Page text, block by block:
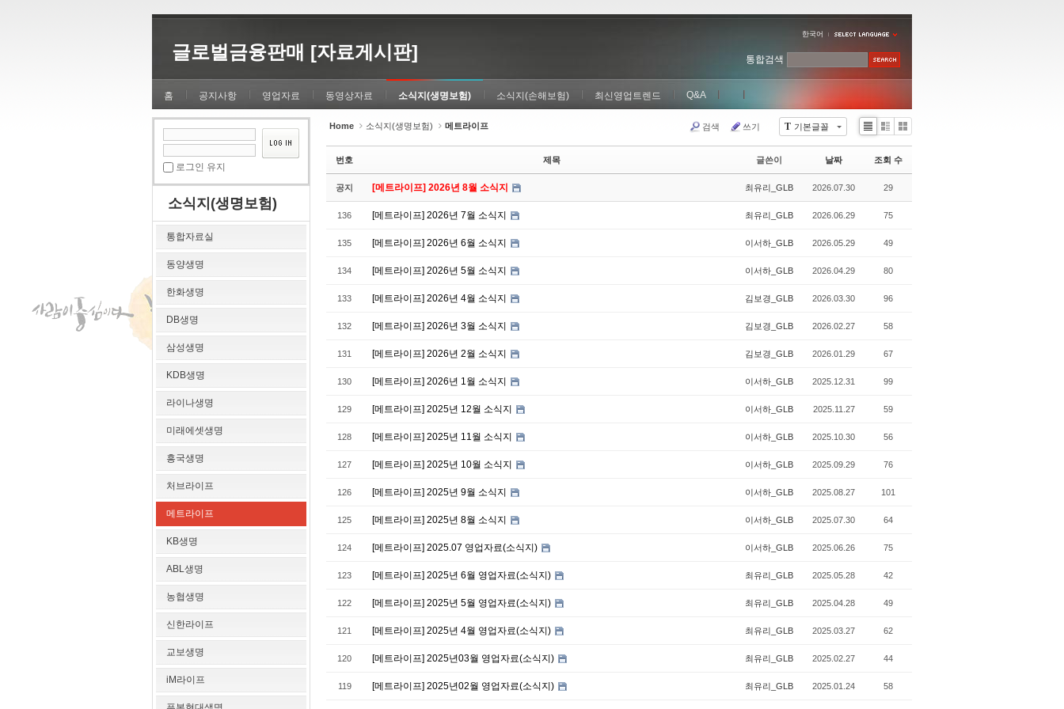
글로벌금융판매 [자료게시판]
한국어
홈 공지사항 영업자료 동영상자료 소식지(생명보험) 소식지(손해보험) 최신영업트렌드 Q&A
통합검색
로그인 유지
소식지(생명보험)
통합자료실
동양생명
한화생명
DB생명
삼성생명
KDB생명
라이나생명
미래에셋생명
흥국생명
처브라이프
메트라이프
KB생명
ABL생명
농협생명
신한라이프
교보생명
iM라이프
Home 소식지(생명보험) 메트라이프 T 기본글꼴
검색 쓰기
Li
Zi
e
G
le
번호 제목 글쓴이 날짜 조회 수
공지 [메트라이프] 2026년 8월 소식지 최유리_GLB 2026.07.30 29
136 [메트라이프] 2026년 7월 소식지 최유리_GLB 2026.06.29 75
135 [메트라이프] 2026년 6월 소식지 이서하_GLB 2026.05.29 49
134 [메트라이프] 2026년 5월 소식지 이서하_GLB 2026.04.29 80
133 [메트라이프] 2026년 4월 소식지 김보경_GLB 2026.03.30 96
132 [메트라이프] 2026년 3월 소식지 김보경_GLB 2026.02.27 58
131 [메트라이프] 2026년 2월 소식지 김보경_GLB 2026.01.29 67
130 [메트라이프] 2026년 1월 소식지 이서하_GLB 2025.12.31 99
129 [메트라이프] 2025년 12월 소식지 이서하_GLB 2025.11.27 59
128 [메트라이프] 2025년 11월 소식지 이서하_GLB 2025.10.30 56
127 [메트라이프] 2025년 10월 소식지 이서하_GLB 2025.09.29 76
126 [메트라이프] 2025년 9월 소식지 이서하_GLB 2025.08.27 101
125 [메트라이프] 2025년 8월 소식지 이서하_GLB 2025.07.30 64
124 [메트라이프] 2025.07 영업자료(소식지) 이서하_GLB 2025.06.26 75
123 [메트라이프] 2025년 6월 영업자료(소식지) 최유리_GLB 2025.05.28 42
122 [메트라이프] 2025년 5월 영업자료(소식지) 최유리_GLB 2025.04.28 49
121 [메트라이프] 2025년 4월 영업자료(소식지) 최유리_GLB 2025.03.27 62
120 [메트라이프] 2025년03월 영업자료(소식지) 최유리_GLB 2025.02.27 44
119 [메트라이프] 2025년02월 영업자료(소식지) 최유리_GLB 2025.01.24 58
Sketchbook5, 스케치북5
Sketchbook5, 스케치북5
Sketchbook5, 스케치북5
Sketchbook5, 스케치북5